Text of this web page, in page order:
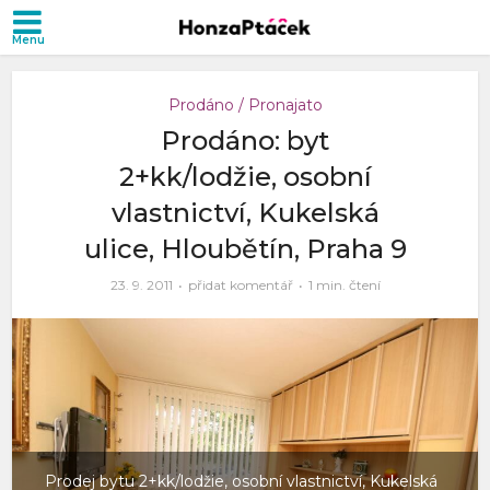
Prodáno / Pronajato
Prodáno: byt
2+kk/lodžie, osobní
vlastnictví, Kukelská
ulice, Hloubětín, Praha 9
23. 9. 2011 přidat komentář 1 min. čtení
Prodej bytu 2+kk/lodžie, osobní vlastnictví, Kukelská